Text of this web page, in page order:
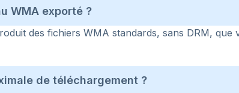
WMA exporté ?
des fichiers WMA standards, sans DRM,
de téléchargement ?